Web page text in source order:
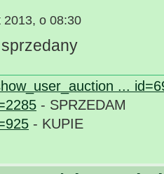
2013, o 08:30
...
- SPRZEDAM
- KUPIE